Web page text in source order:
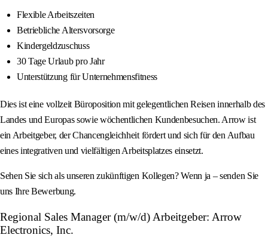
Flexible Arbeitszeiten
Betriebliche Altersvorsorge
Kindergeldzuschuss
30 Tage Urlaub pro Jahr
Unterstützung für Unternehmensfitness
Dies ist eine vollzeit Büroposition mit gelegentlichen Reisen innerhalb des
Landes und Europas sowie wöchentlichen Kundenbesuchen. Arrow ist
ein Arbeitgeber, der Chancengleichheit fördert und sich für den Aufbau
eines integrativen und vielfältigen Arbeitsplatzes einsetzt.
Sehen Sie sich als unseren zukünftigen Kollegen? Wenn ja – senden Sie
uns Ihre Bewerbung.
Regional Sales Manager (m/w/d) Arbeitgeber: Arrow
Electronics, Inc.